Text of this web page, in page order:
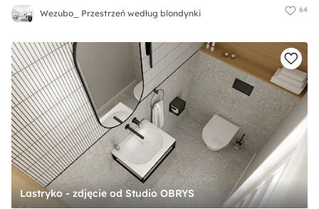
Wezubo_ Przestrzeń według blondynki 64
Lastryko - zdjęcie od Studio OBRYS